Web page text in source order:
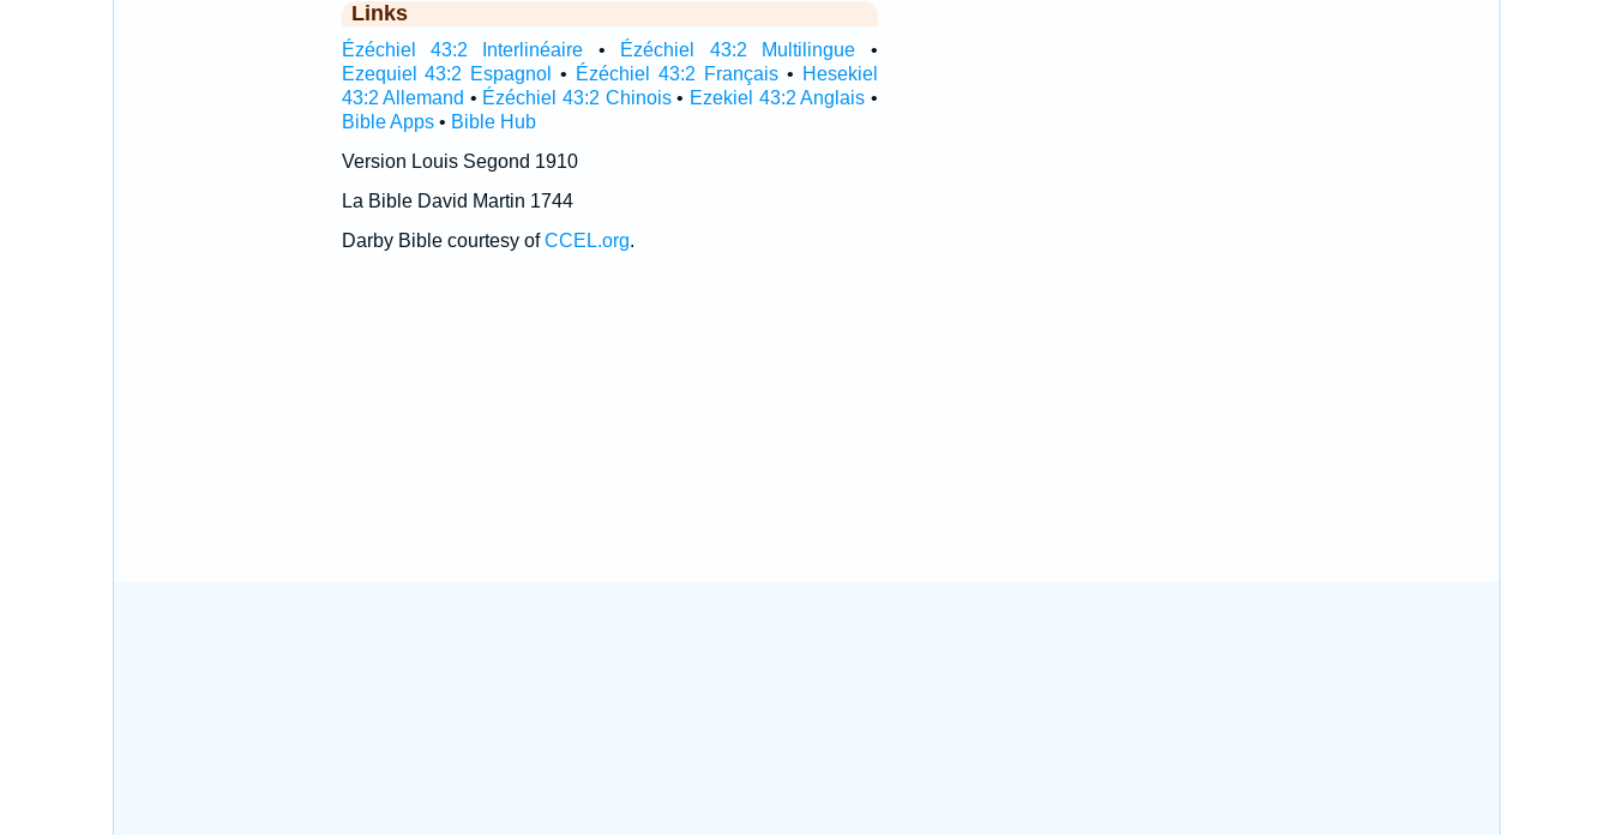
Links
Ézéchiel 43:2 Interlinéaire • Ézéchiel 43:2 Multilingue •
Ezequiel 43:2 Espagnol
• Ézéchiel 43:2 Français • Hesekiel
43:2 Allemand • Ézéchiel 43:2 Chinois• Ezekiel 43:2 Anglais •
Bible Apps• Bible Hub
Version Louis Segond 1910
La Bible David Martin 1744
Darby Bible courtesy ofCCEL.org.